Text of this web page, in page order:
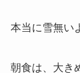
本当に雪無い
朝食は、大き